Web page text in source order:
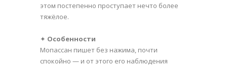
этом постепенно проступает нечто более
тяжёлое.
✦ Особенности
Мопассан пишет без нажима, почти
спокойно — и от этого его наблюдения